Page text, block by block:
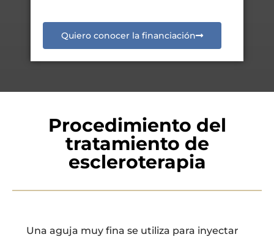
Quiero conocer la financiación
Procedimiento del
tratamiento de
escleroterapia
Una aguja muy fina se utiliza para inyectar